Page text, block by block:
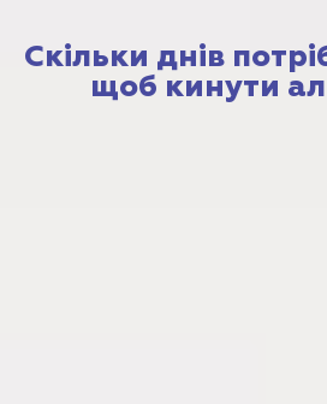
Скільки днів
щоб кинути